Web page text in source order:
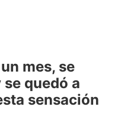
mes, se
quedó a
sensación